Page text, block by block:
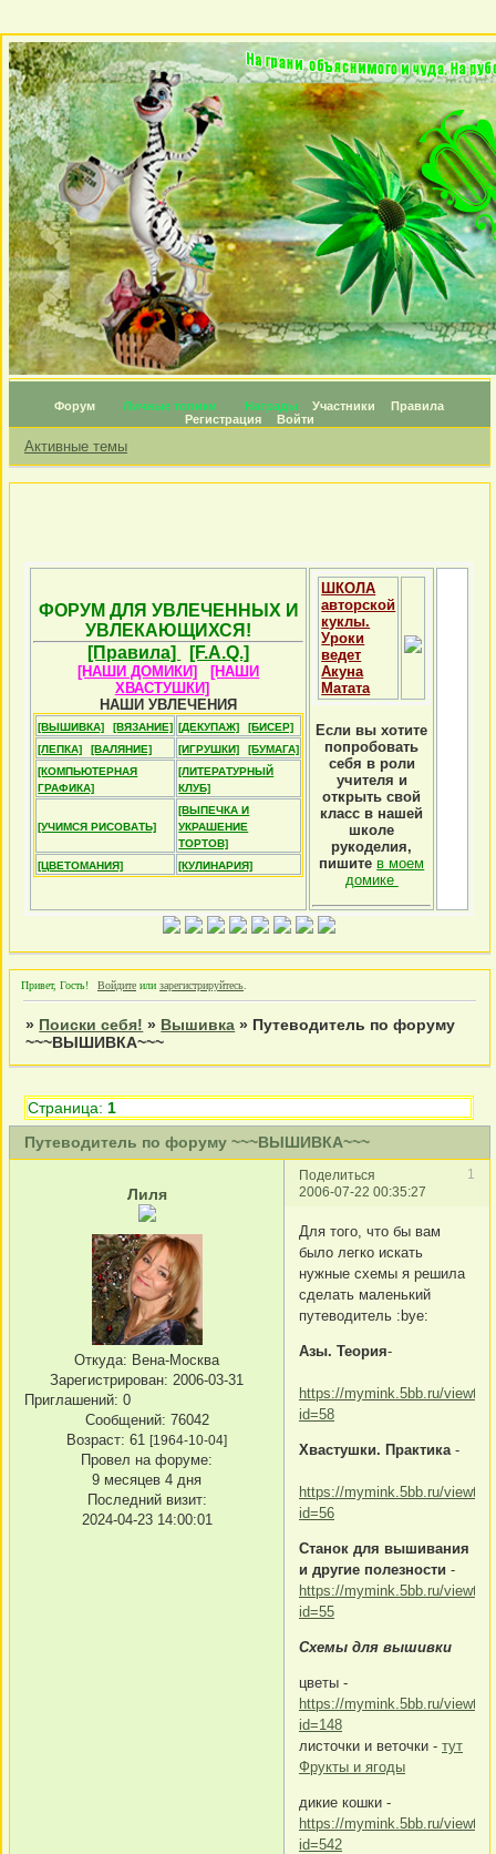
Форум Личные топики Награды Участники
Правила
Регистрация
Войти
Активные темы
ФОРУМ ДЛЯ УВЛЕЧЕННЫХ И
УВЛЕКАЮЩИХСЯ!
[Правила]
[F.A.Q.]
[НАШИ ДОМИКИ]
[НАШИ
ХВАСТУШКИ]
НАШИ УВЛЕЧЕНИЯ
[ВЫШИВКА] [ВЯЗАНИЕ] [ДЕКУПАЖ]
[БИСЕР]
[ЛЕПКА]
[ВАЛЯНИЕ] [ИГРУШКИ]
[БУМАГА]
[КОМПЬЮТЕРНАЯ
ГРАФИКА]
[ЛИТЕРАТУРНЫЙ
КЛУБ]
[УЧИМСЯ РИСОВАТЬ]
[ВЫПЕЧКА И
УКРАШЕНИЕ
ТОРТОВ]
[ЦВЕТОМАНИЯ]
[КУЛИНАРИЯ]
ШКОЛА
авторской
куклы.
Уроки
ведет
Акуна
Матата
Если вы хотите
попробовать
себя в роли
учителя и
открыть свой
класс в нашей
школе
рукоделия,
пишите в моем
домике
Привет, Гость! Войдите или зарегистрируйтесь
» Поиски себя! » Вышивка » Путеводитель по форуму
~~~ВЫШИВКА~~~
Путеводитель по форуму ~~~ВЫШИВКА~~~
Страница: 1
Поделиться
1
2006-07-22 00:35:27
Лиля
Откуда: Вена-Москва
Зарегистрирован: 2006-03-31
Приглашений: 0
Сообщений: 76042
Возраст: 61 [1964-10-04]
Провел на форуме:
9 месяцев 4 дня
Последний визит:
2024-04-23 14:00:01
Для того, что бы вам
было легко искать
нужные схемы я решила
сделать маленький
путеводитель :bye:
Азы. Теория-
https://mymink.5bb.ru/
id=58
Хвастушки. Практика -
https://mymink.5bb.ru/
id=56
Станок для вышивания
и другие полезности -
https://mymink.5bb.ru/
id=55
Схемы для вышивки
цветы -
https://mymink.5bb.ru/
id=148
листочки и веточки - тут
Фрукты и ягоды
дикие кошки -
https://mymink.5bb.ru/
id=542